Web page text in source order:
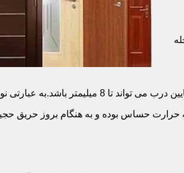
تست روی آن انجام گیرد.5 مرحله
حرارت حساس بوده و به هنگام بروز حریق